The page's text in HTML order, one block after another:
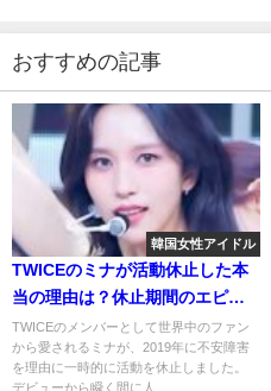
おすすめの記事
韓国女性アイドル
TWICEのミナが活動休止した本
当の理由は？休止期間のエピソ
ードに感動！
TWICEのメンバーとして世界中のファン
から愛されるミナが、2019年に不安障害
を理由に一時的に活動を休止しました。
デビューから瞬く間に人...